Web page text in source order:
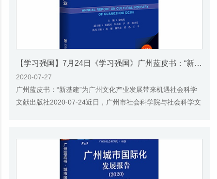
【学习强国】7月24日《学习强国》广州蓝皮书：“新基建”为广州文化产业发展带来机遇
2020-07-27
广州蓝皮书：“新基建”为广州文化产业发展带来机遇社会科学
文献出版社2020-07-24近日，广州市社会科学院与社会科学文